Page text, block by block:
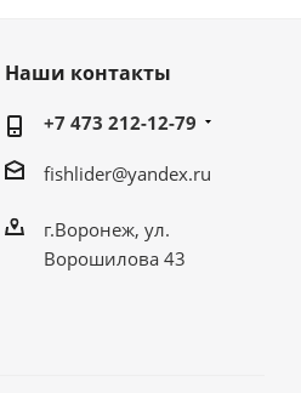
Наши контакты
+7 473 212-12-79
fishlider@yandex.ru
г.Воронеж, ул.
Ворошилова 43